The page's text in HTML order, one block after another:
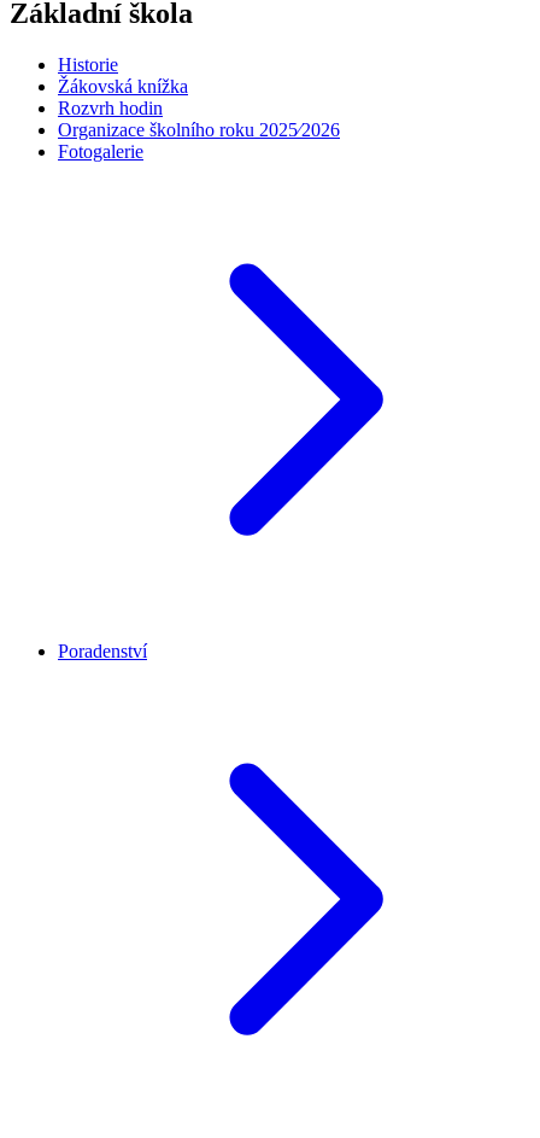
Základní škola
Historie
Žákovská knížka
Rozvrh hodin
Organizace školního roku 2025⁄2026
Fotogalerie
Poradenství